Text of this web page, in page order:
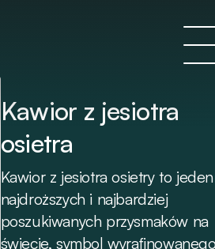
Kawior z jesiotra
osietra
Kawior z jesiotra osietry to
najdroższych i najbardziej
poszukiwanych przysmaków na
świecie, symbol